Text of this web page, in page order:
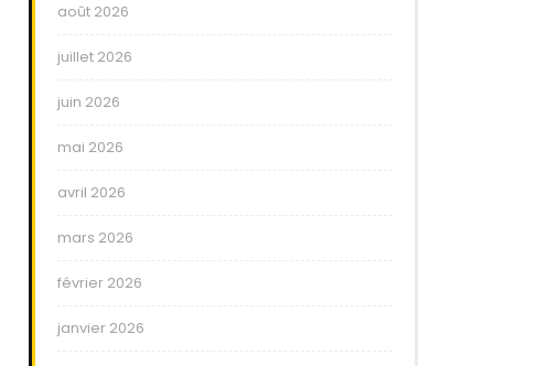
août 2026
juillet 2026
juin 2026
mai 2026
avril 2026
mars 2026
février 2026
janvier 2026